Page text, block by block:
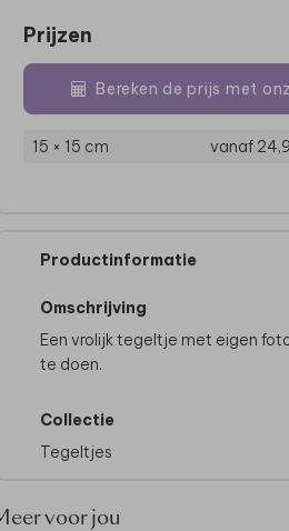
Prijzen
Bereken de prijs met
15 × 15 cm vanaf
Productinformatie
Omschrijving
Een vrolijk tegeltje met eigen
te doen.
Collectie
Tegeltjes
voor jou